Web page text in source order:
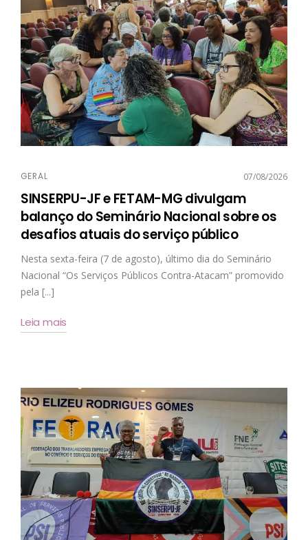
GERAL 07/08/2026
SINSERPU-JF e FETAM-MG divulgam
balanço do Seminário Nacional sobre os
desafios atuais do serviço público
Nesta sexta-feira (7 de agosto), último dia do Seminário
Nacional “Os Serviços Públicos Contra-Atacam” promovido
pela [...]
Leia mais